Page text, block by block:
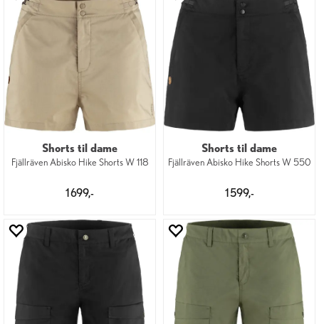
Shorts til dame
Fjällräven Abisko Hike Shorts W 118
1 699,-
Shorts til dame
Fjällräven Abisko Hike Shorts W 550
1 599,-